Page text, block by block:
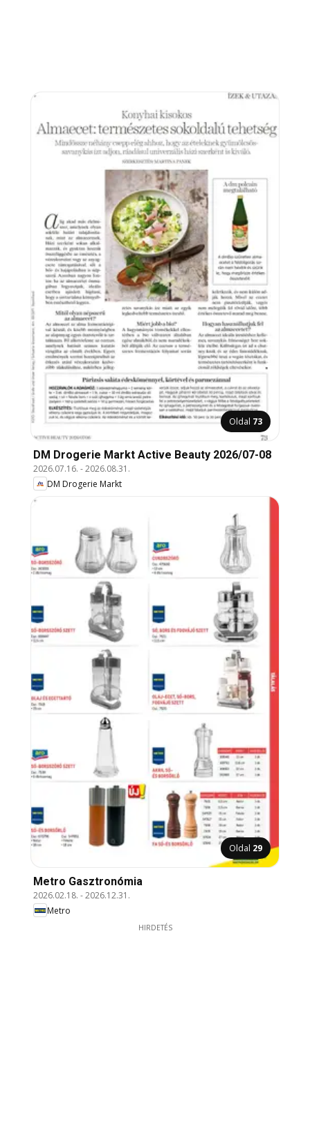
Oldal 73
DM Drogerie Markt Active Beauty 2026/07-08
2026.07.16. -2026.08.31.
DM Drogerie Markt
Oldal 29
Metro Gasztronómia
2026.02.18. -2026.12.31.
Metro
HIRDETÉS